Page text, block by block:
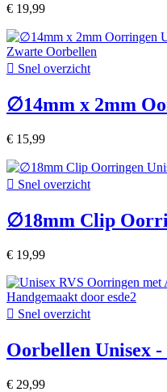
€ 19,99
 Snel overzicht
∅14mm x 2mm
€ 15,99
 Snel overzicht
∅18mm Clip
€ 19,99
 Snel overzicht
Oorbellen Unisex
€ 29,99